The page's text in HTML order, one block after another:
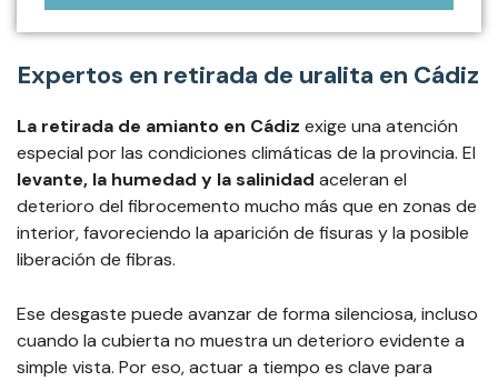
Expertos en retirada de uralita en Cádiz
La retirada de amianto en Cádiz exige una atención
especial por las condiciones climáticas de la provincia. El
levante, la humedad y la salinidad aceleran el
deterioro del fibrocemento mucho más que en zonas de
interior, favoreciendo la aparición de fisuras y la posible
liberación de fibras.
Ese desgaste puede avanzar de forma silenciosa, incluso
cuando la cubierta no muestra un deterioro evidente a
simple vista. Por eso, actuar a tiempo es clave para